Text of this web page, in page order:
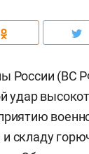
России (ВС
удар
складу